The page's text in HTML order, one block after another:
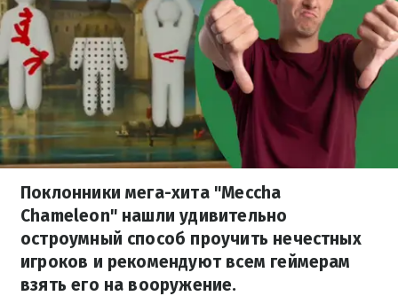
Поклонники мега-хита "Meccha
Chameleon" нашли удивительно
остроумный способ проучить нечестных
игроков и рекомендуют всем геймерам
взять его на вооружение.